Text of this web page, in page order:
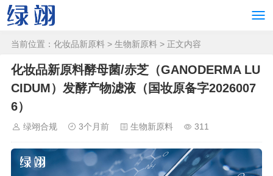
当前位置： 化妆品新原料 > 生物新原料 > 正文内容
化妆品新原料酵母菌/赤芝（GANODERMA LU
CIDUM）发酵产物滤液（国妆原备字2026007
6）
绿翊合规 3个月前 生物新原料 311